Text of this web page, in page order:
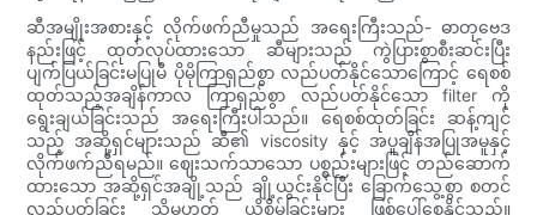
ဆီအမျိုးအစားနှင့် လိုက်ဖက်ညီမှုသည် အရေးကြီးသည်- ဓာတုဗေဒ
နည်းဖြင့် ထုတ်လုပ်ထားသော ဆီများသည် ကွဲပြားစွာစီးဆင်းပြီး
ပျက်ပြယ်ခြင်းမပြုမီ ပိုမိုကြာရှည်စွာ လည်ပတ်နိုင်သောကြောင့် ရေစစ်
ထုတ်သည့်အချိန်ကာလ ကြာရှည်စွာ လည်ပတ်နိုင်သော filter ကို
ရွေးချယ်ခြင်းသည် အရေးကြီးပါသည်။ ရေစစ်ထုတ်ခြင်း ဆန့်ကျင်
သည့် အဆို့ရှင်များသည် ဆီ၏ viscosity နှင့် အပူချိန်အပြုအမူနှင့်
လိုက်ဖက်ညီရမည်။ ဈေးသက်သာသော ပစ္စည်းများဖြင့် တည်ဆောက်
ထားသော အဆို့ရှင်အချို့သည် ချို့ယွင်းနိုင်ပြီး ခြောက်သွေ့စွာ စတင်
လည်ပတ်ခြင်း သို့မဟုတ် ယိုစိမ့်ခြင်းများ ဖြစ်ပေါ်စေနိုင်သည်။